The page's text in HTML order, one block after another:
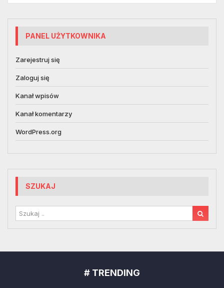
PANEL UŻYTKOWNIKA
Zarejestruj się
Zaloguj się
Kanał wpisów
Kanał komentarzy
WordPress.org
SZUKAJ
# TRENDING